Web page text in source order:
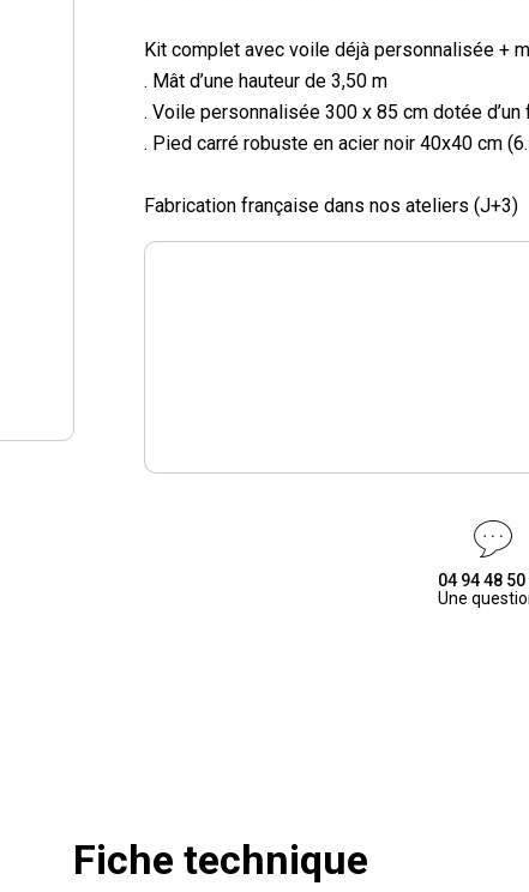
Kit complet avec voile déjà personnalisée +
. Mât d’une hauteur de 3,50 m
. Voile personnalisée 300 x 85 cm dotée d’un
. Pied carré robuste en acier noir 40x40 cm
Fabrication française dans nos ateliers (J+3)
04 94 48 50
Une
Fiche technique